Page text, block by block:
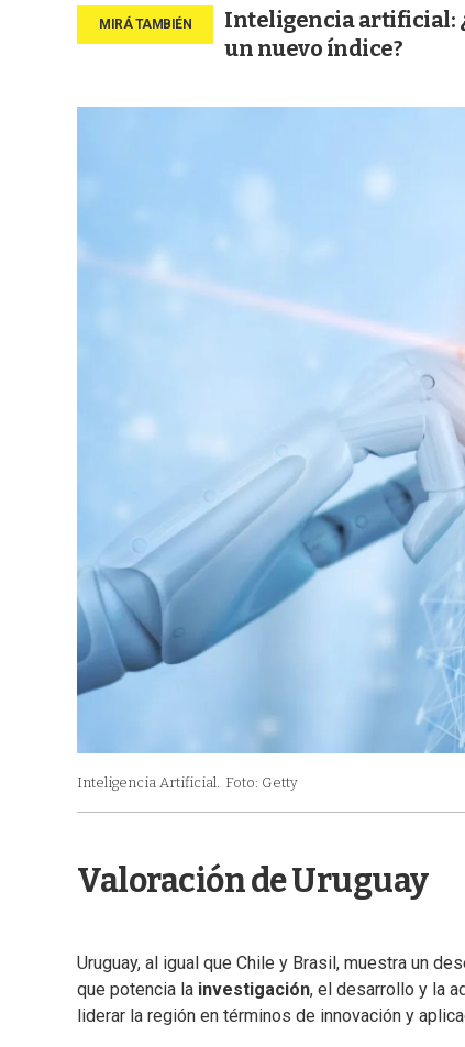
Inteligencia artificial:
un nuevo índice?
Inteligencia Artificial. Foto: Getty
Valoración de Uruguay
Uruguay, al igual que Chile y Brasil, muestra un
que potencia la investigación, el desarrollo y la
liderar la región en términos de innovación y